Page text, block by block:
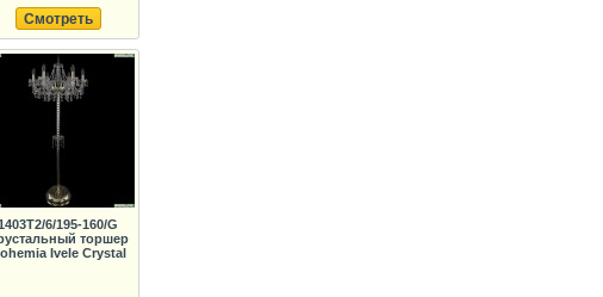
Смотреть
6/195-160/G
торшер
Ivele Crystal